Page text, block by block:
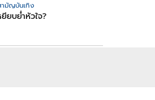
ามัญบันเทิง
ยียบย่ำหัวใจ?